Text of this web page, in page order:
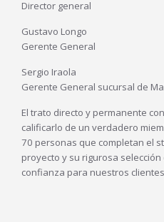
Director general
Gustavo Longo
Gerente General
Sergio Iraola
Gerente General sucursal de
El trato directo y permanente
calificarlo de un verdadero
70 personas que completan el
proyecto y su rigurosa
confianza para nuestros